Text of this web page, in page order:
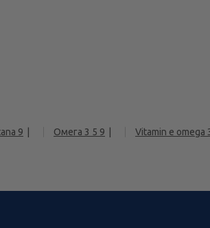
9 Омега 3 5 9
Vitamin e omega